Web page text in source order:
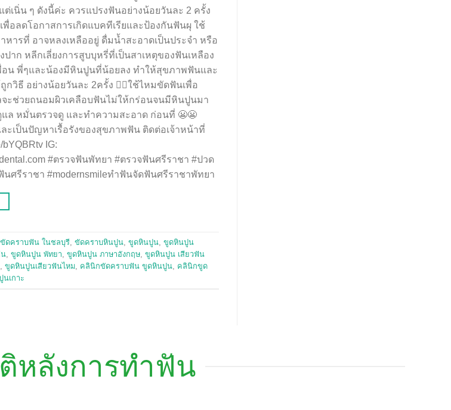
เนิ่น ๆ ดังนี้ค่ะ ควรแปรงฟันอย่างน้อยวันละ 2 ครั้ง
ลดโอกาสการเกิดแบคทีเรียและป้องกันฟันผุ ใช้
ารที่ อาจหลงเหลืออยู่ ดื่มน้ำสะอาดเป็นประจำ หรือ
าก หลีกเลี่ยงการสูบบุหรี่ที่เป็นสาเหตุของฟันเหลือง
น พี่ๆและน้องมีหินปูนที่น้อยลง ทำให้สุขภาพฟันและ
วิธี อย่างน้อยวันละ 2ครั้ง 👉🏽ใช้ไหมขัดฟันเพื่อ
จะช่วยถนอมผิวเคลือบฟันไม่ให้กร่อนจนมีหินปูนมา
ล หมั่นตรวจดู และทำความสะอาด ก่อนที่ 😬😬
เป็นปัญหาเรื้อรังของสุขภาพฟัน ติดต่อเจ้าหน้าที่
IG:
#ตรวจฟันพัทยา #ตรวจฟันศรีราชา #ปวด
รีราชา #modernsmileทำฟันจัดฟันศรีราชาพัทยา
ขัดคราบฟัน ในชลบุรี ขัดคราบหินปูน ขูดหินปูน ขูดหินปูน
ขูดหินปูน พัทยา ขูดหินปูน ภาษาอังกฤษ ขูดหินปูน เสียวฟัน
ขูดหินปูนเสียวฟันไหม คลินิกขัดคราบฟัน ขูดหินปูน คลินิกขูด
นเกาะ
หลังการทำฟัน